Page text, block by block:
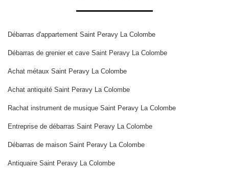
Débarras d'appartement Saint Peravy La Colombe
Débarras de grenier et cave Saint Peravy La Colombe
Achat métaux Saint Peravy La Colombe
Achat antiquité Saint Peravy La Colombe
Rachat instrument de musique Saint Peravy La Colombe
Entreprise de débarras Saint Peravy La Colombe
Débarras de maison Saint Peravy La Colombe
Antiquaire Saint Peravy La Colombe